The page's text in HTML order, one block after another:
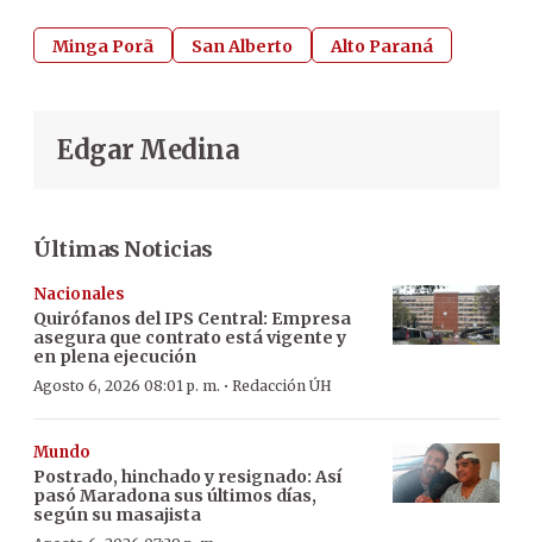
Minga Porã San Alberto Alto Paraná
Edgar Medina
Últimas Noticias
Nacionales
Quirófanos del IPS Central: Empresa
asegura que contrato está vigente y
en plena ejecución
Agosto 6, 2026 08:01 p. m. · Redacción ÚH
Mundo
Postrado, hinchado y resignado: Así
pasó Maradona sus últimos días,
según su masajista